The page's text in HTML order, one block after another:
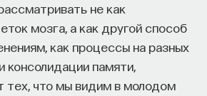
не как
мозга, а как другой способ
как процессы на разных
консолидации памяти,
тех, что мы видим в молодом